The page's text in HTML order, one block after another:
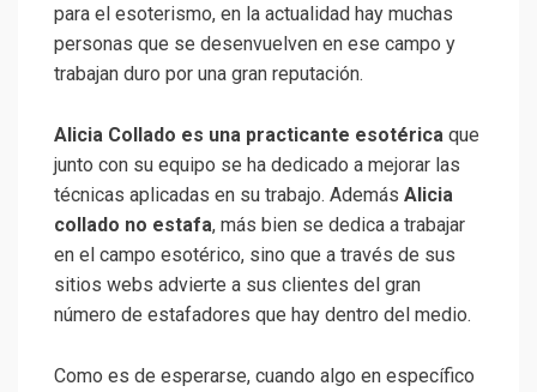
para el esoterismo, en la actualidad hay muchas
personas que se desenvuelven en ese campo y
trabajan duro por una gran reputación.
Alicia Collado es una practicante esotérica que
junto con su equipo se ha dedicado a mejorar las
técnicas aplicadas en su trabajo. Además Alicia
collado no estafa, más bien se dedica a trabajar
en el campo esotérico, sino que a través de sus
sitios webs advierte a sus clientes del gran
número de estafadores que hay dentro del medio.
Como es de esperarse, cuando algo en específico